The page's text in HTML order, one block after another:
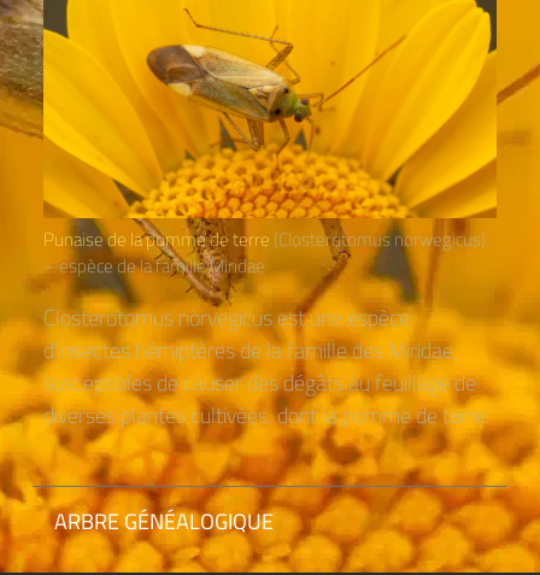
Punaise de la pomme de terre (Closterotomus norwegicus)
– espèce de la famille Miridae
Closterotomus norvegicus est une espèce
d'insectes hémiptères de la famille des Miridae,
susceptibles de causer des dégâts au feuillage de
diverses plantes cultivées, dont la pomme de terre.
ARBRE GÉNÉALOGIQUE